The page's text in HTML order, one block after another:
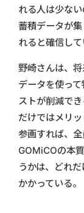
れる人は少な
蓄積データが
れると確信して
野崎さんは、将
データを使っ
ストが削減で
だけではメリ
参画すれば、
GOMiCOの本
うかは、どれ
かかっている。